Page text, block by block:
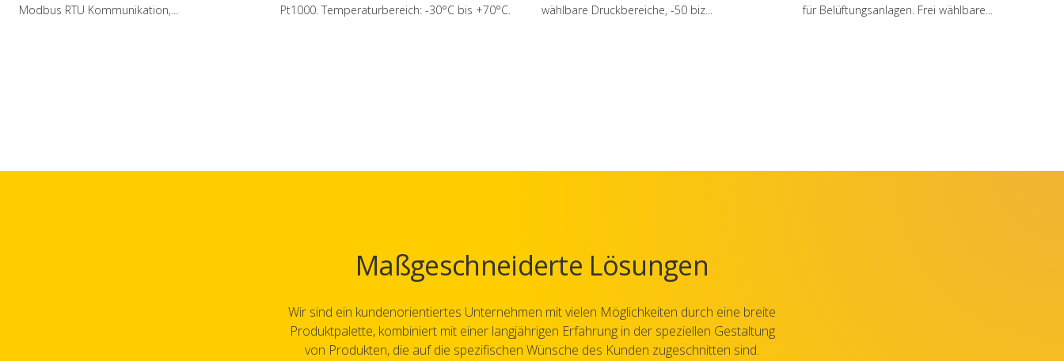
Modbus RTU Kommunikation,...
Pt1000. Temperaturbereich: -30°C bis +70°C.
wählbare Druckbereiche, -50 biz...
für Belüftungsanlagen. Frei wählbare...
Maßgeschneiderte Lösungen
Wir sind ein kundenorientiertes Unternehmen mit vielen Möglichkeiten durch eine breite
Produktpalette, kombiniert mit einer langjährigen Erfahrung in der speziellen Gestaltung
von Produkten, die auf die spezifischen Wünsche des Kunden zugeschnitten sind.